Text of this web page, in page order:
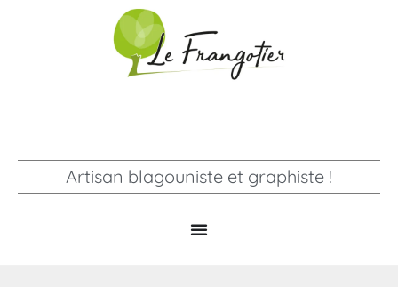
Artisan blagouniste et graphiste !